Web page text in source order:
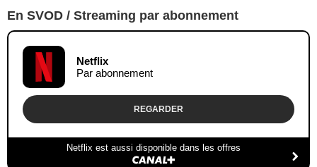
En SVOD / Streaming par abonnement
Netflix
Par abonnement
REGARDER
Netflix est aussi disponible dans les offres